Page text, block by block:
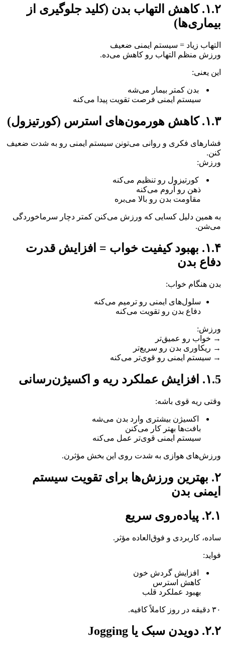
۱.۲. کاهش التهاب بدن (کلید جلوگیری از
بیماری‌ها)
التهاب زیاد = سیستم ایمنی ضعیف
ورزش منظم التهاب رو کاهش می‌ده.
این یعنی:
بدن کمتر بیمار می‌شه
سیستم ایمنی فرصت تقویت پیدا می‌کنه
۱.۳. کاهش هورمون‌های استرس (کورتیزول)
فشارهای فکری و روانی می‌تونن سیستم ایمنی رو به شدت ضعیف
کنن.
ورزش:
کورتیزول رو تنظیم می‌کنه
ذهن رو آروم می‌کنه
مقاومت بدن رو بالا می‌بره
به همین دلیل کسایی که ورزش می‌کنن کمتر دچار سرماخوردگی
می‌شن.
۱.۴. بهبود کیفیت خواب = افزایش قدرت
دفاع بدن
بدن هنگام خواب:
سلول‌های ایمنی رو ترمیم می‌کنه
دفاع بدن رو تقویت می‌کنه
ورزش:
→ خواب رو عمیق‌تر
→ ریکاوری بدن رو سریع‌تر
→ سیستم ایمنی رو قوی‌تر می‌کنه
۱.5. افزایش عملکرد ریه و اکسیژن‌رسانی
وقتی ریه قوی باشه:
اکسیژن بیشتری وارد بدن می‌شه
بافت‌ها بهتر کار می‌کنن
سیستم ایمنی قوی‌تر عمل می‌کنه
ورزش‌های هوازی به شدت روی این بخش مؤثرن.
۲. بهترین ورزش‌ها برای تقویت سیستم
ایمنی بدن
۲.۱. پیاده‌روی سریع
ساده، کاربردی و فوق‌العاده مؤثر.
فواید:
افزایش گردش خون
کاهش استرس
بهبود عملکرد قلب
۳۰ دقیقه در روز کاملاً کافیه.
۲.۲. دویدن سبک یا Jogging